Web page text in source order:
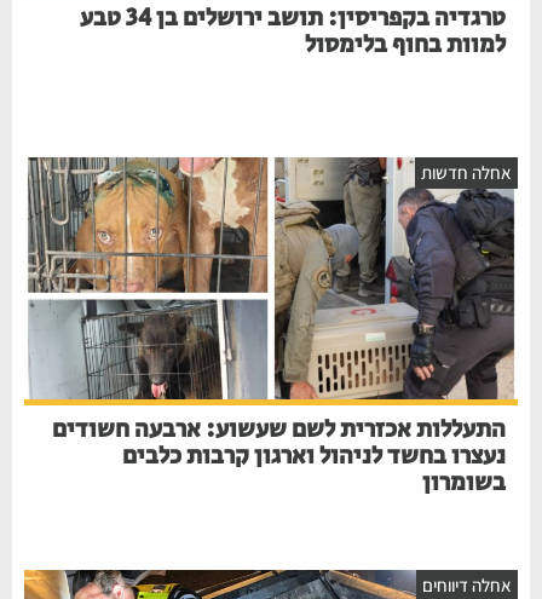
טרגדיה בקפריסין: תושב ירושלים בן 34 טבע
למוות בחוף בלימסול
חדשות
התעללות אכזרית לשם שעשוע: ארבעה חשודים
נעצרו בחשד לניהול וארגון קרבות כלבים
בשומרון
דיווחים